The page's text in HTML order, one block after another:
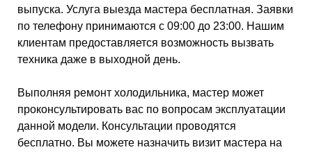
выпуска. Услуга выезда мастера бесплатная. Заявки
по телефону принимаются с 09:00 до 23:00. Нашим
клиентам предоставляется возможность вызвать
техника даже в выходной день.
Выполняя ремонт холодильника, мастер может
проконсультировать вас по вопросам эксплуатации
данной модели. Консультации проводятся
бесплатно. Вы можете назначить визит мастера на